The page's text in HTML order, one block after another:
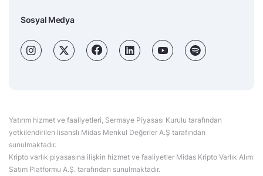
Sosyal Medya
Yatırım hizmet ve faaliyetleri, Sermaye Piyasası Kurulu tarafından
yetkilendirilen lisanslı Midas Menkul Değerler A.Ş tarafından
sunulmaktadır.
Kripto varlık piyasasına ilişkin hizmet ve faaliyetler Midas Kripto Varlık Alım
Satım Platformu A.Ş. tarafından sunulmaktadır.